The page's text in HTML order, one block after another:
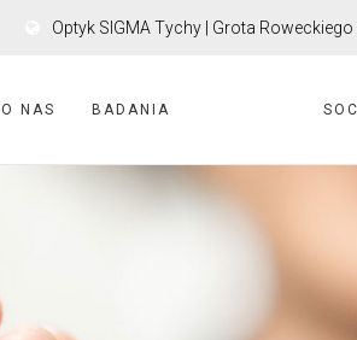
Optyk SIGMA Tychy | Grota Roweckiego
O NAS BADANIA